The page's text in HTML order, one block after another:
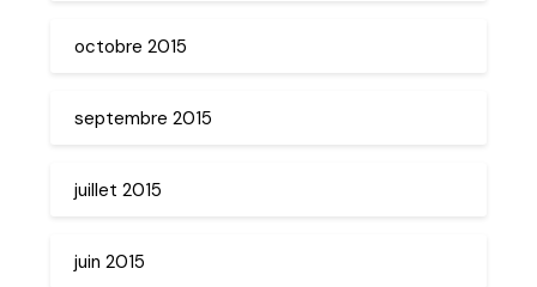
octobre 2015
septembre 2015
juillet 2015
juin 2015